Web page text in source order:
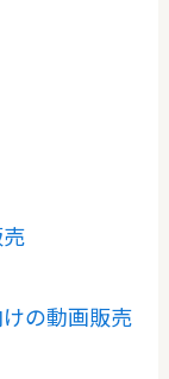
の動画販売